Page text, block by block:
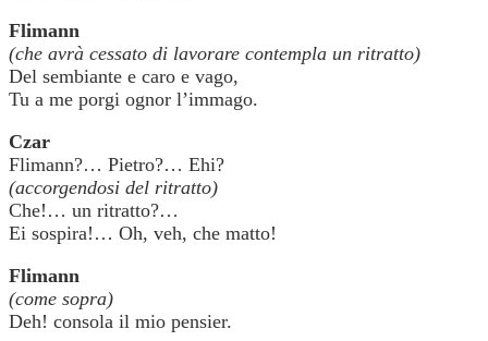
Flimann
(che avrà cessato di lavorare contempla un ritratto)
Del sembiante e caro e vago,
Tu a me porgi ognor l’immago.
Czar
Flimann?… Pietro?… Ehi?
(accorgendosi del ritratto)
Che!… un ritratto?…
Ei sospira!… Oh, veh, che matto!
Flimann
(come sopra)
Deh! consola il mio pensier.